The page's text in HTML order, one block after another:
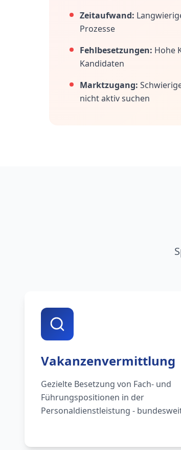
Zeitaufwand:
Prozesse
Fehlbesetzungen: Hohe
Kandidaten
Marktzugang:
nicht aktiv suchen
Vakanzenvermittlung
Gezielte Besetzung von Fach- und
Führungspositionen in der
Personaldienstleistung -